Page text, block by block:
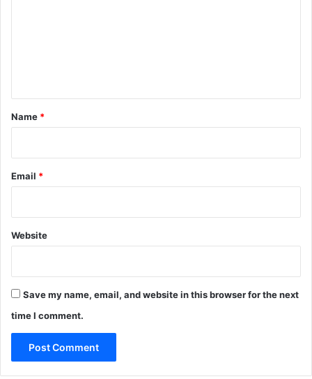
*
Name *
Email *
Website
Save my name, email, and website in this browser for the next
time I comment.